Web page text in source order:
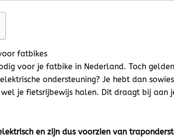
fatbikes
voor je fatbike in Nederland. Toch
ondersteuning? Je hebt dan
je fietsrijbewijs halen. Dit draagt bij aan
en zijn dus voorzien van